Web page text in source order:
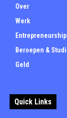
Over
Werk
Entrepreneurship
Beroepen &
Geld
Quick Links